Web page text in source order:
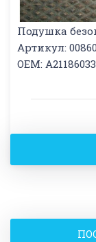
Подушка
Артикул:
OEM: